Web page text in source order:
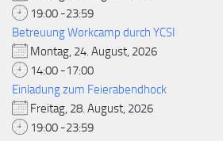
19:00 -23:59
Betreuung Workcamp durch YCSI
Montag, 24. August, 2026
14:00 -17:00
Einladung zum Feierabendhock
Freitag, 28. August, 2026
19:00 -23:59